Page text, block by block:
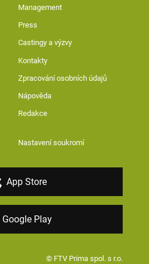
Management
Press
Castingy a výzvy
Kontakty
Zpracování osobních údajů
Nápověda
Redakce
Nastavení soukromí
App Store
Google Play
© FTV Prima spol. s r.o.